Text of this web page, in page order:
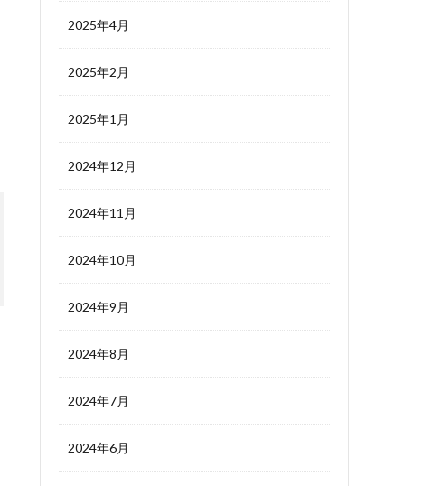
2025年4月
2025年2月
2025年1月
2024年12月
2024年11月
2024年10月
2024年9月
2024年8月
2024年7月
2024年6月